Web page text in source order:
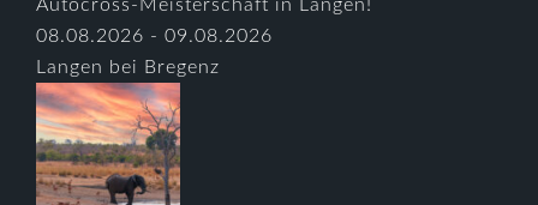
Autocross-Meisterschaft in Langen!
08.08.2026 - 09.08.2026
Langen bei Bregenz